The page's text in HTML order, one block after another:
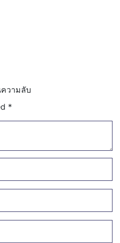
ความลับ
*